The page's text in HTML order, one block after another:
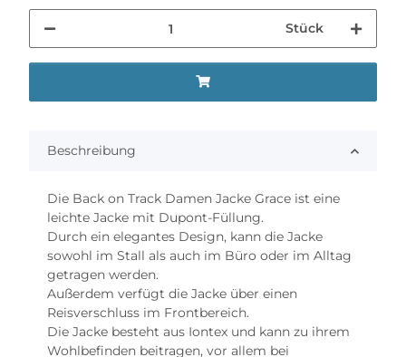
Stück
Beschreibung
Die Back on Track Damen Jacke Grace ist eine
leichte Jacke mit Dupont-Füllung.
Durch ein elegantes Design, kann die Jacke
sowohl im Stall als auch im Büro oder im Alltag
getragen werden.
Außerdem verfügt die Jacke über einen
Reisverschluss im Frontbereich.
Die Jacke besteht aus Iontex und kann zu ihrem
Wohlbefinden beitragen, vor allem bei